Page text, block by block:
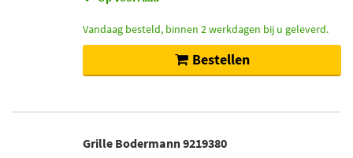
Vandaag besteld, binnen 2 werkdagen bij u geleverd.
Bestellen
Grille Bodermann 9219380